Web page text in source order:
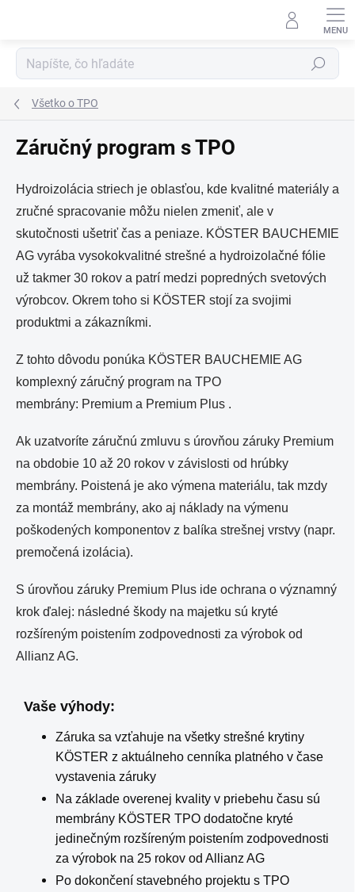
Hľadať
Všetko o TPO
Záručný program s TPO
Hydroizolácia striech je oblasťou, kde kvalitné materiály a
zručné spracovanie môžu nielen zmeniť, ale v
skutočnosti ušetriť čas a peniaze. KÖSTER BAUCHEMIE
AG vyrába vysokokvalitné strešné a hydroizolačné fólie
už takmer 30 rokov a patrí medzi popredných svetových
výrobcov. Okrem toho si KÖSTER stojí za svojimi
produktmi a zákazníkmi.
Z tohto dôvodu ponúka KÖSTER BAUCHEMIE AG
komplexný záručný program na TPO
membrány: Premium a Premium Plus .
Ak uzatvoríte záručnú zmluvu s úrovňou záruky Premium
na obdobie 10 až 20 rokov v závislosti od hrúbky
membrány. Poistená je ako výmena materiálu, tak mzdy
za montáž membrány, ako aj náklady na výmenu
poškodených komponentov z balíka strešnej vrstvy (napr.
premočená izolácia).
S úrovňou záruky Premium Plus ide ochrana o významný
krok ďalej: následné škody na majetku sú kryté
rozšíreným poistením zodpovednosti za výrobok od
Allianz AG.
Vaše výhody:
Záruka sa vzťahuje na všetky strešné krytiny
KÖSTER z aktuálneho cenníka platného v čase
vystavenia záruky
Na základe overenej kvality v priebehu času sú
membrány KÖSTER TPO dodatočne kryté
jedinečným rozšíreným poistením zodpovednosti
za výrobok na 25 rokov od Allianz AG
Po dokončení stavebného projektu s TPO